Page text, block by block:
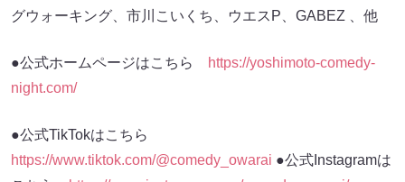
グウォーキング、市川こいくち、ウエスP、GABEZ 、他
●公式ホームページはこちら
https://yoshimoto-comedy-
night.com/
●公式TikTokはこちら
https://www.tiktok.com/@comedy_owarai ●公式Instagramは